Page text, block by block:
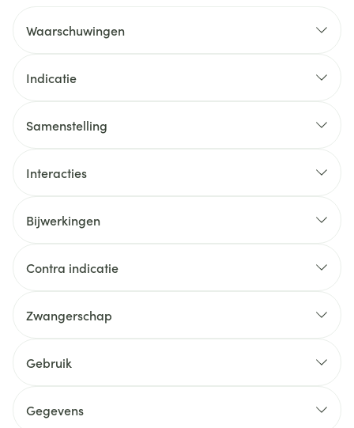
Waarschuwingen
Indicatie
Samenstelling
Interacties
Bijwerkingen
Contra indicatie
Zwangerschap
Gebruik
Gegevens